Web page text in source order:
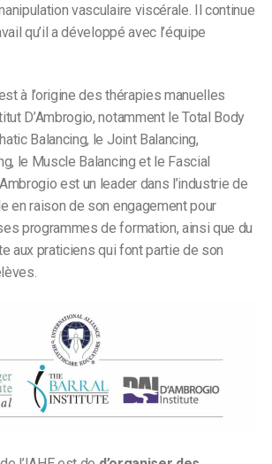
vasculaire viscérale. Il continue
qu’il a développé avec l’équipe
à l’origine des thérapies manuelles
D’Ambrogio, notamment le Total Body
Balancing, le Joint Balancing,
le Muscle Balancing et le Fascial
est un leader dans l’industrie de
en raison de son engagement pour
programmes de formation, ainsi que du
aux praticiens qui font partie de son